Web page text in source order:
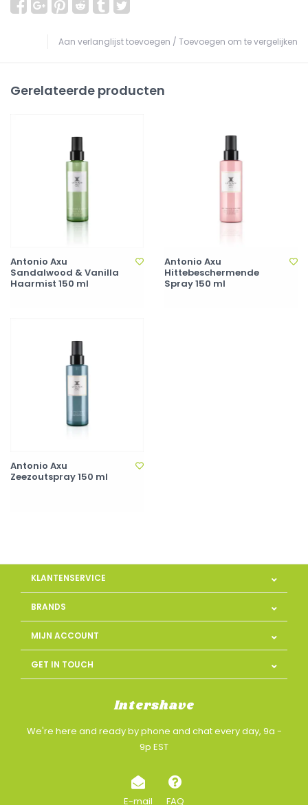
Aan verlanglijst toevoegen / Toevoegen om te vergelijken
Gerelateerde producten
Antonio Axu
Sandalwood & Vanilla
Haarmist 150 ml
Antonio Axu
Hittebeschermende
Spray 150 ml
Antonio Axu
Zeezoutspray 150 ml
KLANTENSERVICE
BRANDS
MIJN ACCOUNT
GET IN TOUCH
Intershave
We're here and ready by phone and chat every day, 9a -
9p EST
E-mail FAQ